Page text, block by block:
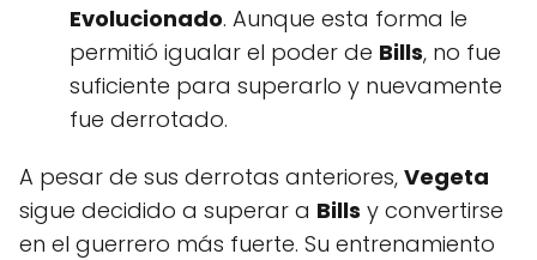
Evolucionado. Aunque esta forma le
permitió igualar el poder de Bills, no fue
suficiente para superarlo y nuevamente
fue derrotado.
A pesar de sus derrotas anteriores, Vegeta
sigue decidido a superar a Bills y convertirse
en el guerrero más fuerte. Su entrenamiento